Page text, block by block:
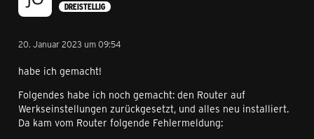
DREISTELLIG
20. Januar 2023 um 09:54
habe ich gemacht!
Folgendes habe ich noch gemacht: den Router auf
Werkseinstellungen zurückgesetzt, und alles neu installiert.
Da kam vom Router folgende Fehlermeldung: